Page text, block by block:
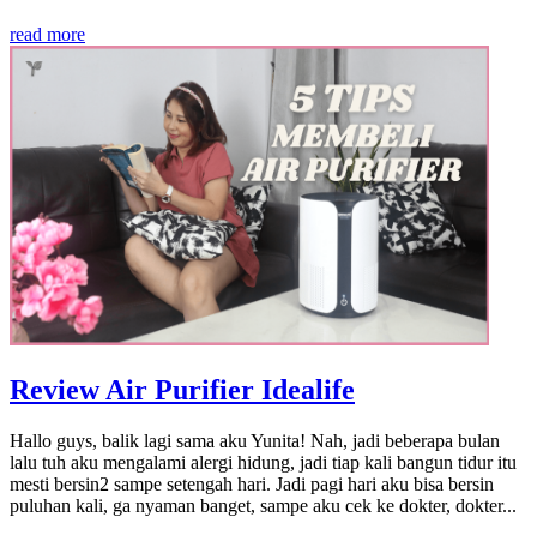
read more
Review Air Purifier Idealife
Hallo guys, balik lagi sama aku Yunita! Nah, jadi beberapa bulan
lalu tuh aku mengalami alergi hidung, jadi tiap kali bangun tidur itu
mesti bersin2 sampe setengah hari. Jadi pagi hari aku bisa bersin
puluhan kali, ga nyaman banget, sampe aku cek ke dokter, dokter...